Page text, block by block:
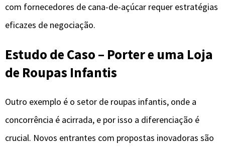
com fornecedores de cana-de-açúcar requer estratégias
eficazes de negociação.
Estudo de Caso – Porter e uma Loja
de Roupas Infantis
Outro exemplo é o setor de roupas infantis, onde a
concorrência é acirrada, e por isso a diferenciação é
crucial. Novos entrantes com propostas inovadoras são